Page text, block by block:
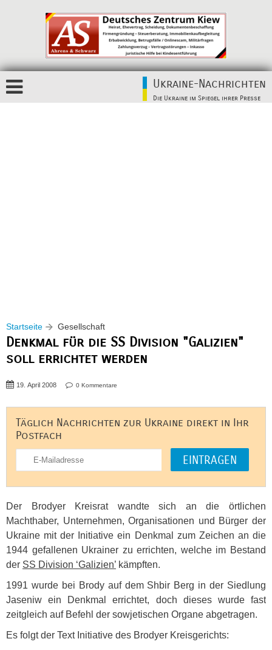
Ukraine-Nachrichten
Die Ukraine im Spiegel ihrer Presse
Startseite Gesellschaft
Denkmal für die SS Division "Galizien"
soll errichtet werden
19. April 2008 0 Kommentare
Täglich Nachrichten zur Ukraine direkt in Ihr
Postfach
Der Brodyer Kreisrat wandte sich an die örtlichen
Machthaber, Unternehmen, Organisationen und Bürger der
Ukraine mit der Initiative ein Denkmal zum Zeichen an die
1944 gefallenen Ukrainer zu errichten, welche im Bestand
der SS Division ‘Galizien’ kämpften.
1991 wurde bei Brody auf dem Shbir Berg in der Siedlung
Jaseniw ein Denkmal errichtet, doch dieses wurde fast
zeitgleich auf Befehl der sowjetischen Organe abgetragen.
Es folgt der Text Initiative des Brodyer Kreisgerichts: